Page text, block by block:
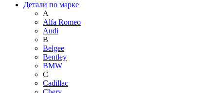
Детали по марке
A
Alfa Romeo
Audi
B
Belgee
Bentley
BMW
C
Cadillac